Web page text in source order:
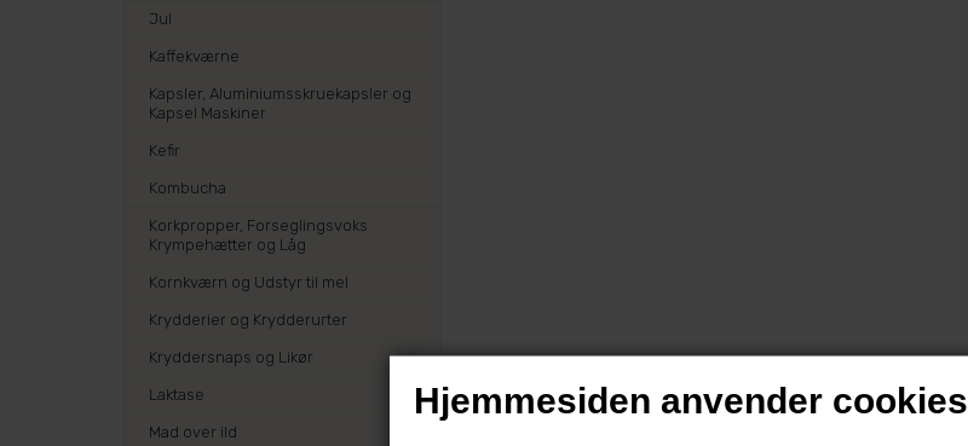
Hjemmesiden anvender cookies
Jul
Kaffekværne
Kapsler, Aluminiumsskruekapsler og
Kapsel Maskiner
Kefir
Kombucha
Korkpropper, Forseglingsvoks
Krympehætter og Låg
Kornkværn og Udstyr til mel
Krydderier og Krydderurter
Kryddersnaps og Likør
Laktase
Mad over ild